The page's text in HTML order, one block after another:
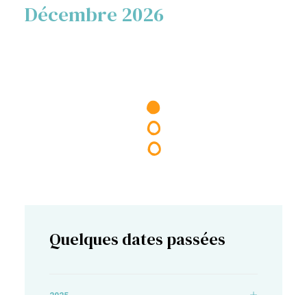
Décembre 2026
Quelques dates passées